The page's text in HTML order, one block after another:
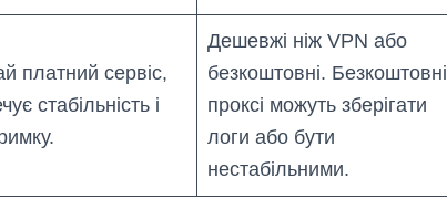
платний сервіс,
стабільність і
Дешевжі ніж VPN або
безкоштовні. Безкоштовні
проксі можуть зберігати
логи або бути
нестабільними.